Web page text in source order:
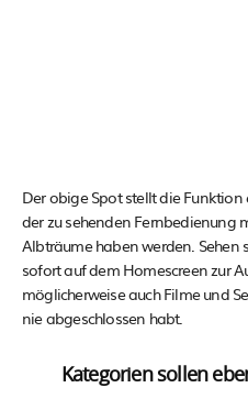
Der obige Spot stellt die
der zu sehenden Fernbedienung
Albträume haben werden. Sehen
sofort auf dem Homescreen zur
möglicherweise auch Filme und
nie abgeschlossen habt.
Kategorien sollen